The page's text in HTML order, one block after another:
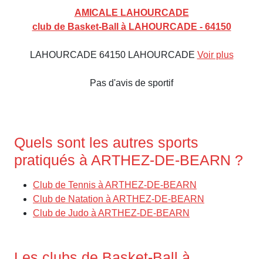
AMICALE LAHOURCADE
club de Basket-Ball à LAHOURCADE - 64150
LAHOURCADE 64150 LAHOURCADE Voir plus
Pas d'avis de sportif
Quels sont les autres sports
pratiqués à ARTHEZ-DE-BEARN ?
Club de Tennis à ARTHEZ-DE-BEARN
Club de Natation à ARTHEZ-DE-BEARN
Club de Judo à ARTHEZ-DE-BEARN